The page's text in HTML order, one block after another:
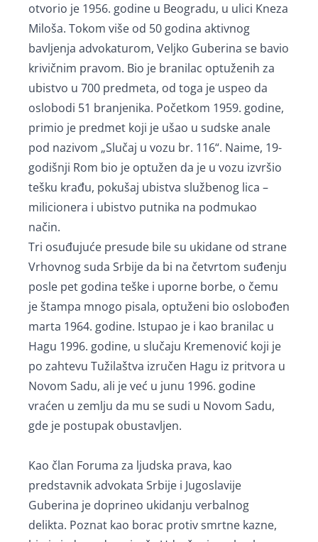
otvorio je 1956. godine u Beogradu, u ulici Kneza
Miloša. Tokom više od 50 godina aktivnog
bavljenja advokaturom, Veljko Guberina se bavio
krivičnim pravom. Bio je branilac optuženih za
ubistvo u 700 predmeta, od toga je uspeo da
oslobodi 51 branjenika. Početkom 1959. godine,
primio je predmet koji je ušao u sudske anale
pod nazivom „Slučaj u vozu br. 116“. Naime, 19-
godišnji Rom bio je optužen da je u vozu izvršio
tešku krađu, pokušaj ubistva službenog lica –
milicionera i ubistvo putnika na podmukao
način.
Tri osuđujuće presude bile su ukidane od strane
Vrhovnog suda Srbije da bi na četvrtom suđenju
posle pet godina teške i uporne borbe, o čemu
je štampa mnogo pisala, optuženi bio oslobođen
marta 1964. godine. Istupao je i kao branilac u
Hagu 1996. godine, u slučaju Kremenović koji je
po zahtevu Tužilaštva izručen Hagu iz pritvora u
Novom Sadu, ali je već u junu 1996. godine
vraćen u zemlju da mu se sudi u Novom Sadu,
gde je postupak obustavljen.
Kao član Foruma za ljudska prava, kao
predstavnik advokata Srbije i Jugoslavije
Guberina je doprineo ukidanju verbalnog
delikta. Poznat kao borac protiv smrtne kazne,